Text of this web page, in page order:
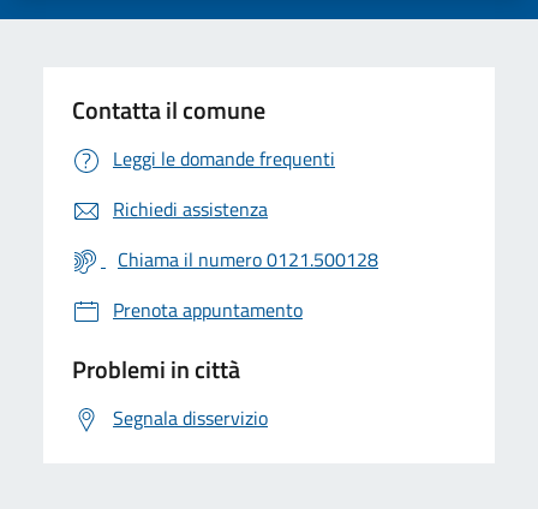
Contatta il comune
Leggi le domande frequenti
Richiedi assistenza
Chiama il numero 0121.500128
Prenota appuntamento
Problemi in città
Segnala disservizio